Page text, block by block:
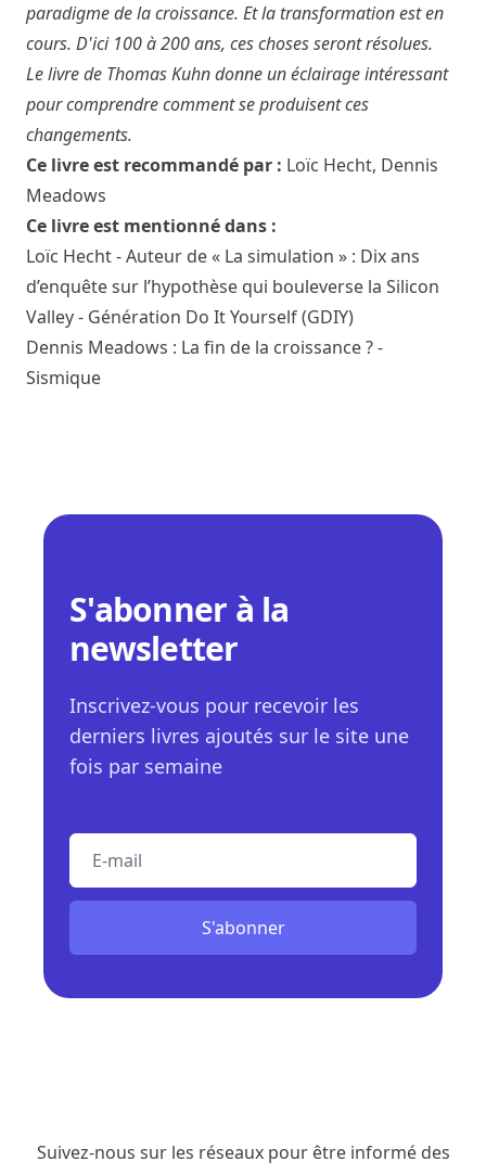
paradigme de la croissance. Et la transformation est en
cours. D'ici 100 à 200 ans, ces choses seront résolues.
Le livre de Thomas Kuhn donne un éclairage intéressant
pour comprendre comment se produisent ces
changements.
Ce livre est recommandé par : Loïc Hecht, Dennis
Meadows
Ce livre est mentionné dans :
Loïc Hecht - Auteur de « La simulation » : Dix ans
d’enquête sur l’hypothèse qui bouleverse la Silicon
Valley - Génération Do It Yourself (GDIY)
Dennis Meadows : La fin de la croissance ? -
Sismique
S'abonner à la
newsletter
Inscrivez-vous pour recevoir les
derniers livres ajoutés sur le site une
fois par semaine
S'abonner
Suivez-nous sur les réseaux pour être informé des